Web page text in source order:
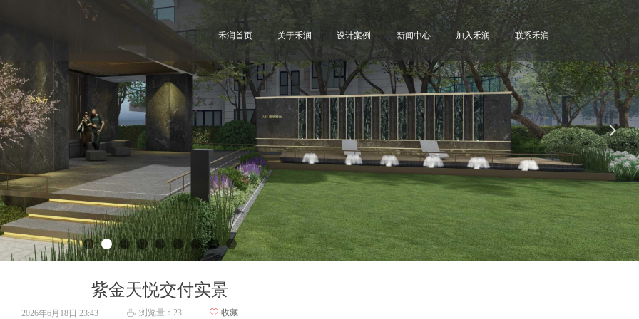
넲
禾润首页 关于禾润 设计案例 新闻中心 加入禾润 联系禾润
紫金天悦交付实景
2026年6月18日 23:43 ꄘ 浏览量： 23 ꄀ 收藏